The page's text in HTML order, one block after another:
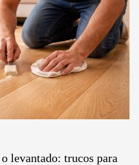
levantado: trucos para